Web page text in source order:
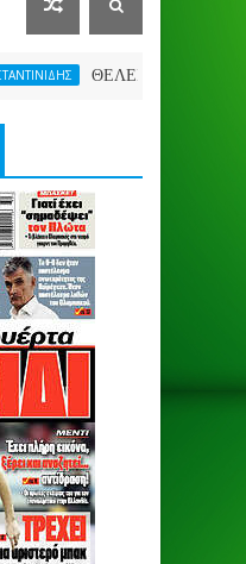
ΘΕΛΕΙ FORMAT O ΑΡΗΣ